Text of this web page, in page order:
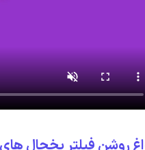
روشن فیلتر یخچال